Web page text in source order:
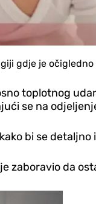
gdje je
toplotnog
se na
bi se
zaboravio da